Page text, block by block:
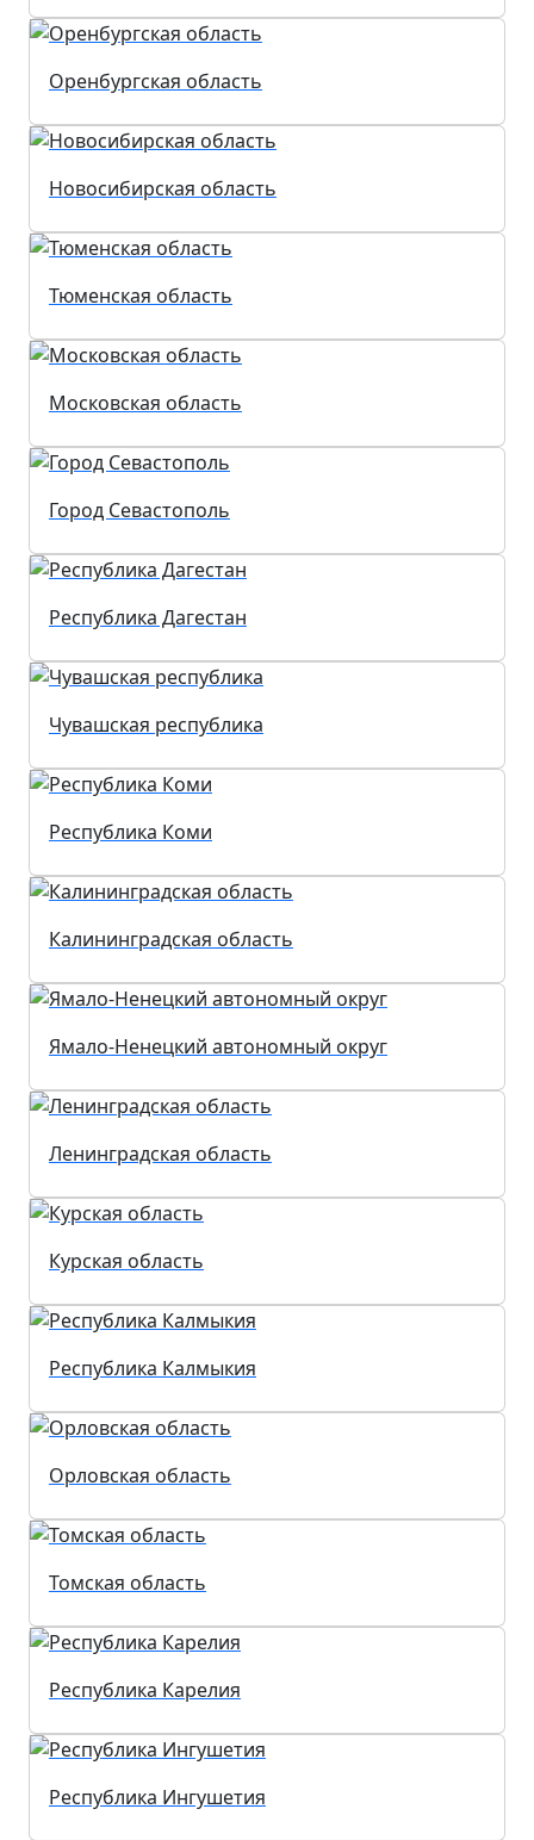
Оренбургская область
Новосибирская область
Тюменская область
Московская область
Город Севастополь
Республика Дагестан
Чувашская республика
Республика Коми
Калининградская область
Ямало-Ненецкий автономный округ
Ленинградская область
Курская область
Республика Калмыкия
Орловская область
Томская область
Республика Карелия
Республика Ингушетия